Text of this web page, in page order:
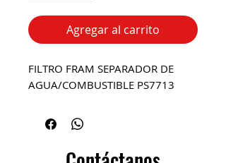
Agregar al carrito
FILTRO FRAM SEPARADOR DE
AGUA/COMBUSTIBLE PS7713